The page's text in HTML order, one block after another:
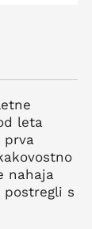
leta
prva
nahaja
postregli s